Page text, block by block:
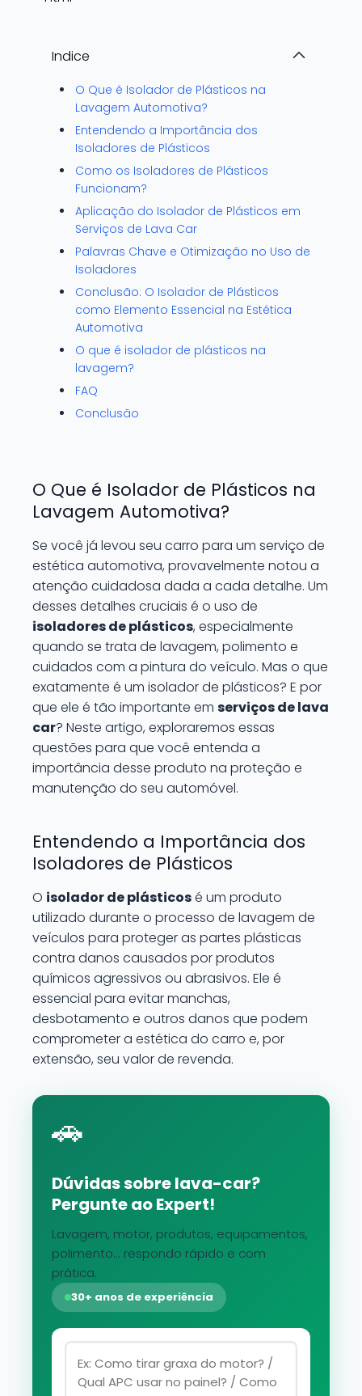
Indice
O Que é Isolador de Plásticos na
Lavagem Automotiva?
Entendendo a Importância dos
Isoladores de Plásticos
Como os Isoladores de Plásticos
Funcionam?
Aplicação do Isolador de Plásticos em
Serviços de Lava Car
Palavras Chave e Otimização no Uso de
Isoladores
Conclusão: O Isolador de Plásticos
como Elemento Essencial na Estética
Automotiva
O que é isolador de plásticos na
lavagem?
FAQ
Conclusão
O Que é Isolador de Plásticos na
Lavagem Automotiva?
Se você já levou seu carro para um serviço de
estética automotiva, provavelmente notou a
atenção cuidadosa dada a cada detalhe. Um
desses detalhes cruciais é o uso de
isoladores de plásticos, especialmente
quando se trata de lavagem, polimento e
cuidados com a pintura do veículo. Mas o que
exatamente é um isolador de plásticos? E por
que ele é tão importante em serviços de lava
car? Neste artigo, exploraremos essas
questões para que você entenda a
importância desse produto na proteção e
manutenção do seu automóvel.
Entendendo a Importância dos
Isoladores de Plásticos
O isolador de plásticosé um produto
utilizado durante o processo de lavagem de
veículos para proteger as partes plásticas
contra danos causados por produtos
químicos agressivos ou abrasivos. Ele é
essencial para evitar manchas,
desbotamento e outros danos que podem
comprometer a estética do carro e, por
extensão, seu valor de revenda.
🚗
Dúvidas sobre lava-car?
Pergunte ao Expert!
Lavagem, motor, produtos, equipamentos,
polimento... respondo rápido e com
prática.
30+ anos de experiência